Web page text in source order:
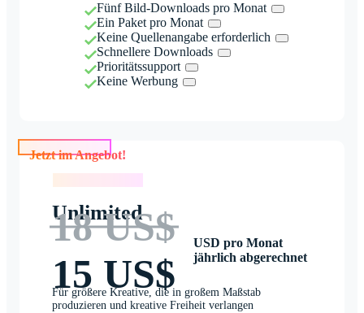
Fünf Bild-Downloads pro Monat
Ein Paket pro Monat
Keine Quellenangabe erforderlich
Schnellere Downloads
Prioritätssupport
Keine Werbung
Jetzt im Angebot!
Unlimited
18 US$
15 US$
USD pro Monat
jährlich abgerechnet
Für größere Kreative, die in großem Maßstab
produzieren und kreative Freiheit verlangen